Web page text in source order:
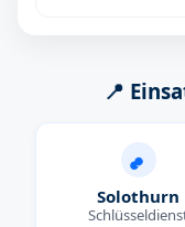
📍
Solothurn